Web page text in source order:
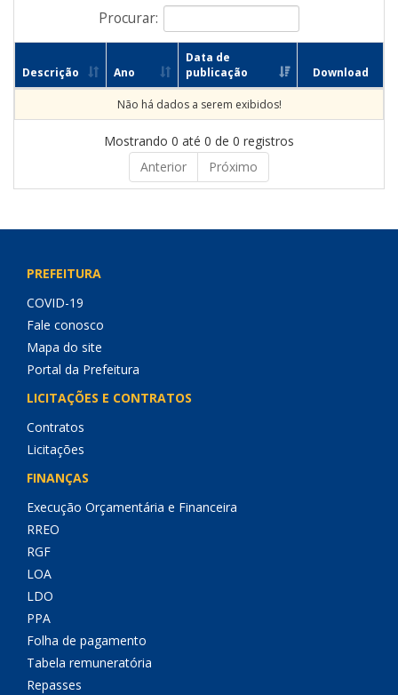
Procurar:
Descrição Ano
Data de
publicação
Download
Não há dados a serem exibidos!
Mostrando 0 até 0 de 0 registros
Anterior
Próximo
PREFEITURA
COVID-19
Fale conosco
Mapa do site
Portal da Prefeitura
LICITAÇÕES E CONTRATOS
Contratos
Licitações
FINANÇAS
Execução Orçamentária e Financeira
RREO
RGF
LOA
LDO
PPA
Folha de pagamento
Tabela remuneratória
Repasses